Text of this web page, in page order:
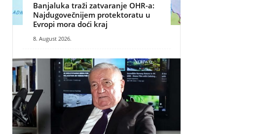
Banjaluka traži zatvaranje OHR-a:
Najdugovečnijem protektoratu u
Evropi mora doći kraj
8. August 2026.